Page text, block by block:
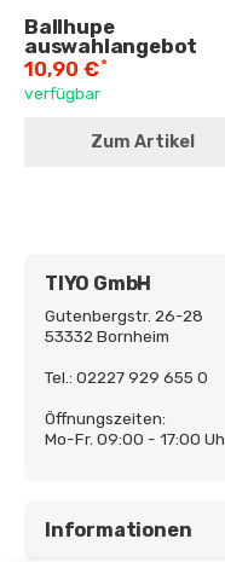
Ballhupe
auswahlangebot
10,90 €*
verfügbar
Zum Artikel
TIYO GmbH
Gutenbergstr. 26-28
53332 Bornheim
Tel.: 02227 929 655 0
Öffnungszeiten:
Mo-Fr. 09:00 - 17:00 Uh
Informationen